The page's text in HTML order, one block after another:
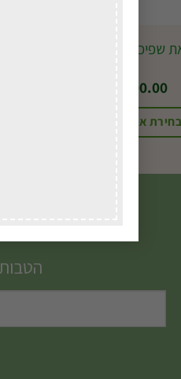
100.00
בחירת אפשרויות